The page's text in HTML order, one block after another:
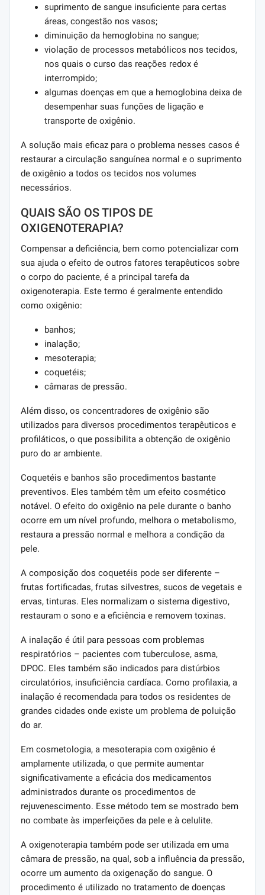
suprimento de sangue insuficiente para certas
áreas, congestão nos vasos;
diminuição da hemoglobina no sangue;
violação de processos metabólicos nos tecidos,
nos quais o curso das reações redox é
interrompido;
algumas doenças em que a hemoglobina deixa de
desempenhar suas funções de ligação e
transporte de oxigênio.
A solução mais eficaz para o problema nesses casos é
restaurar a circulação sanguínea normal e o suprimento
de oxigênio a todos os tecidos nos volumes
necessários.
QUAIS SÃO OS TIPOS DE
OXIGENOTERAPIA?
Compensar a deficiência, bem como potencializar com
sua ajuda o efeito de outros fatores terapêuticos sobre
o corpo do paciente, é a principal tarefa da
oxigenoterapia. Este termo é geralmente entendido
como oxigênio:
banhos;
inalação;
mesoterapia;
coquetéis;
câmaras de pressão.
Além disso, os concentradores de oxigênio são
utilizados para diversos procedimentos terapêuticos e
profiláticos, o que possibilita a obtenção de oxigênio
puro do ar ambiente.
Coquetéis e banhos são procedimentos bastante
preventivos. Eles também têm um efeito cosmético
notável. O efeito do oxigênio na pele durante o banho
ocorre em um nível profundo, melhora o metabolismo,
restaura a pressão normal e melhora a condição da
pele.
A composição dos coquetéis pode ser diferente –
frutas fortificadas, frutas silvestres, sucos de vegetais e
ervas, tinturas. Eles normalizam o sistema digestivo,
restauram o sono e a eficiência e removem toxinas.
A inalação é útil para pessoas com problemas
respiratórios – pacientes com tuberculose, asma,
DPOC. Eles também são indicados para distúrbios
circulatórios, insuficiência cardíaca. Como profilaxia, a
inalação é recomendada para todos os residentes de
grandes cidades onde existe um problema de poluição
do ar.
Em cosmetologia, a mesoterapia com oxigênio é
amplamente utilizada, o que permite aumentar
significativamente a eficácia dos medicamentos
administrados durante os procedimentos de
rejuvenescimento. Esse método tem se mostrado bem
no combate às imperfeições da pele e à celulite.
A oxigenoterapia também pode ser utilizada em uma
câmara de pressão, na qual, sob a influência da pressão,
ocorre um aumento da oxigenação do sangue. O
procedimento é utilizado no tratamento de doenças